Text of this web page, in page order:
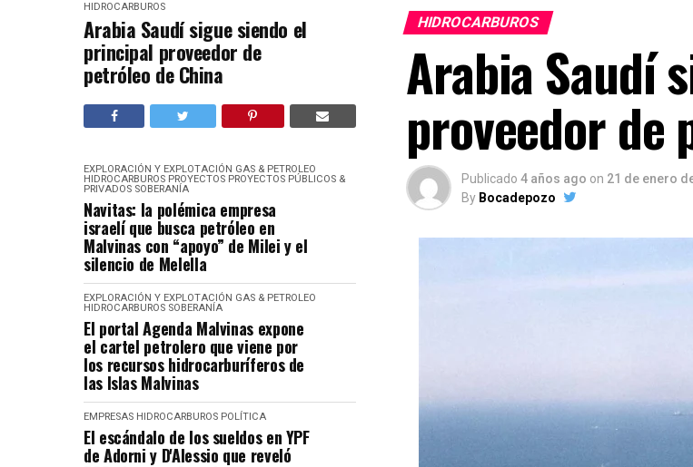
HIDROCARBUROS
Arabia Saudí sigue siendo el
principal proveedor de
petróleo de China
EXPLORACIÓN Y EXPLOTACIÓN GAS & PETROLEO
HIDROCARBUROS PROYECTOS PROYECTOS PÚBLICOS &
PRIVADOS SOBERANÍA
Navitas: la polémica empresa
israelí que busca petróleo en
Malvinas con “apoyo” de Milei y el
silencio de Melella
EXPLORACIÓN Y EXPLOTACIÓN GAS & PETROLEO
HIDROCARBUROS SOBERANÍA
El portal Agenda Malvinas expone
el cartel petrolero que viene por
los recursos hidrocarburíferos de
las Islas Malvinas
EMPRESAS HIDROCARBUROS POLÍTICA
El escándalo de los sueldos en YPF
de Adorni y D'Alessio que reveló
HIDROCARBUROS
Arabia Saudí
proveedor de
Publicado 4 años ago on 21 de enero
By Bocadepozo